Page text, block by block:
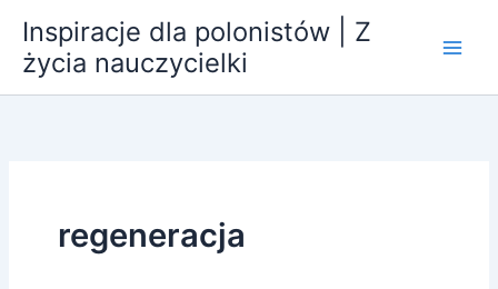
treści
Inspiracje dla polonistów | Z
życia nauczycielki
regeneracja